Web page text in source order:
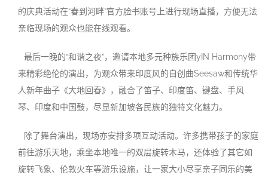
的庆典活动在“春到河畔”官方脸书账号上进行现场直播，方便无法
亲临现场的观众也能在线观看。
最后一晚的“和谐之夜”，邀请本地多元种族乐团yIN Harmony带
来精彩绝伦的演出，为观众带来印度风的自创曲Seesaw和传统华
人新年曲子《大地回春》，融合了笛子、印度笛、键盘、手风
琴、印度和中国鼓，尽显新加坡各民族的独特文化魅力。
除了舞台演出，现场亦安排多项互动活动。许多携带孩子的家庭
前往游乐天地，乘坐本地唯一的双层旋转木马，还体验了其它如
旋转飞象、伦敦火车等游乐设施，让一家大小尽享亲子同乐的美